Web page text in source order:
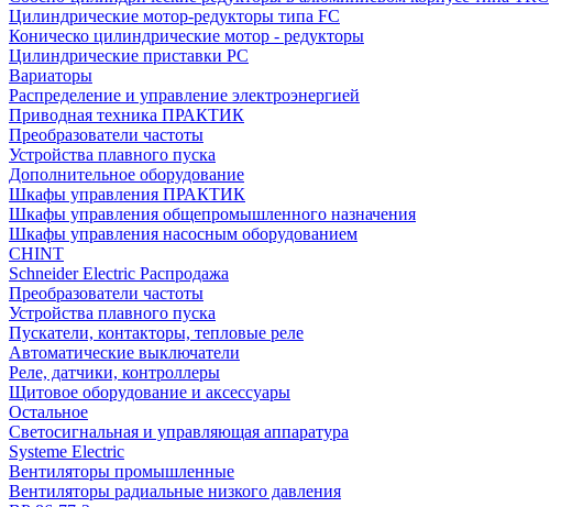
Цилиндрические мотор-редукторы типа FC
Коническо цилиндрические мотор - редукторы
Цилиндрические приставки PC
Вариаторы
Распределение и управление электроэнергией
Приводная техника ПРАКТИК
Преобразователи частоты
Устройства плавного пуска
Дополнительное оборудование
Шкафы управления ПРАКТИК
Шкафы управления общепромышленного назначения
Шкафы управления насосным оборудованием
CHINT
Schneider Electric Распродажа
Преобразователи частоты
Устройства плавного пуска
Пускатели, контакторы, тепловые реле
Автоматические выключатели
Реле, датчики, контроллеры
Щитовое оборудование и аксессуары
Остальное
Светосигнальная и управляющая аппаратура
Systeme Electric
Вентиляторы промышленные
Вентиляторы радиальные низкого давления